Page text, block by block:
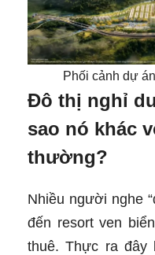
Phối cảnh dự
Đô thị nghỉ
sao nó khác
thường?
Nhiều người nghe
đến resort ven
thuê. Thực ra đây